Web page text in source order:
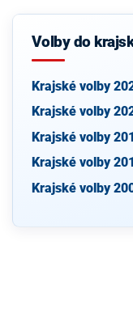
Volby do
Krajské volby
Krajské volby
Krajské volby
Krajské volby
Krajské volby